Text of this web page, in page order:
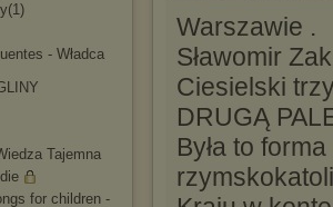
- Władca
Tajemna
for children -
Warszawie .
Sławomir
Ciesielski
DRUGĄ
Była to